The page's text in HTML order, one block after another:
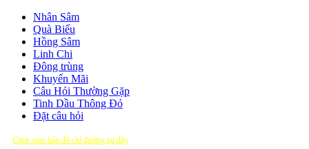
Nhân Sâm
Quà Biếu
Hồng Sâm
Linh Chi
Đông trùng
Khuyến Mãi
Câu Hỏi Thường Gặp
Tinh Dầu Thông Đỏ
Đặt câu hỏi
Click xem bản đồ chỉ đường tại đây